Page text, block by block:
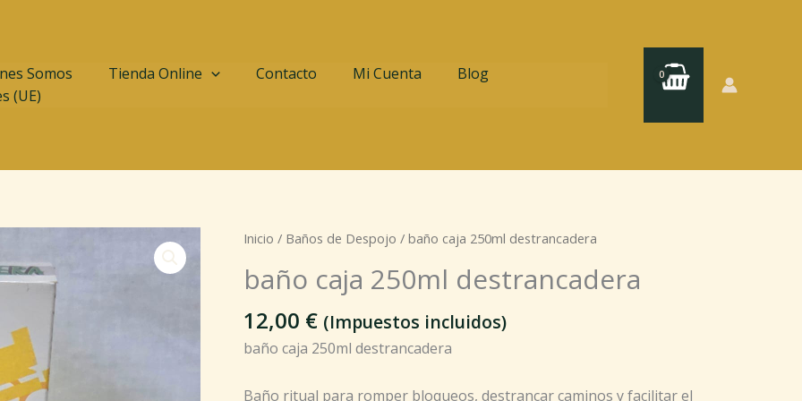
Somos Tienda Online Contacto Mi Cuenta
Blog
(UE)
Inicio / Baños de Despojo / baño caja 250ml destrancadera
baño caja 250ml destrancadera
12,00 € (Impuestos incluidos)
baño caja 250ml destrancadera
Baño ritual para romper bloqueos, destrancar caminos y facilitar el
baño
250ml
cantidad